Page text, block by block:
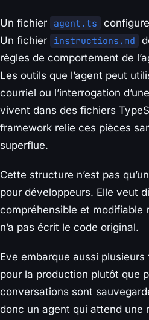
Un fichier agent.ts
Un fichier
instructions.md
règles de comportement de
Les outils que l’agent peut
courriel ou l’interrogation
vivent dans des fichiers
framework relie ces pièces
superflue.
Cette structure n’est pas
pour développeurs. Elle veut
compréhensible et modifiable
n’a pas écrit le code original.
Eve embarque aussi
pour la production plutôt que
conversations sont
donc un agent qui attend une